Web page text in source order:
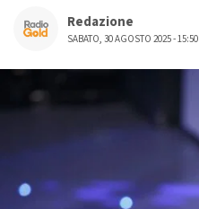
Redazione
SABATO, 30 AGOSTO 2025 - 15:50